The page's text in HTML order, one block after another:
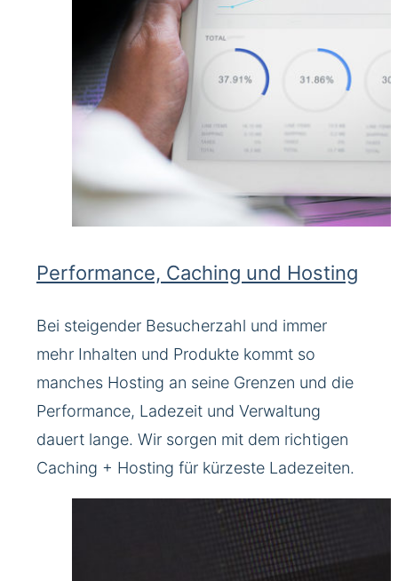
Performance, Caching und Hosting
Bei steigender Besucherzahl und immer
mehr Inhalten und Produkte kommt so
manches Hosting an seine Grenzen und die
Performance, Ladezeit und Verwaltung
dauert lange. Wir sorgen mit dem richtigen
Caching + Hosting für kürzeste Ladezeiten.